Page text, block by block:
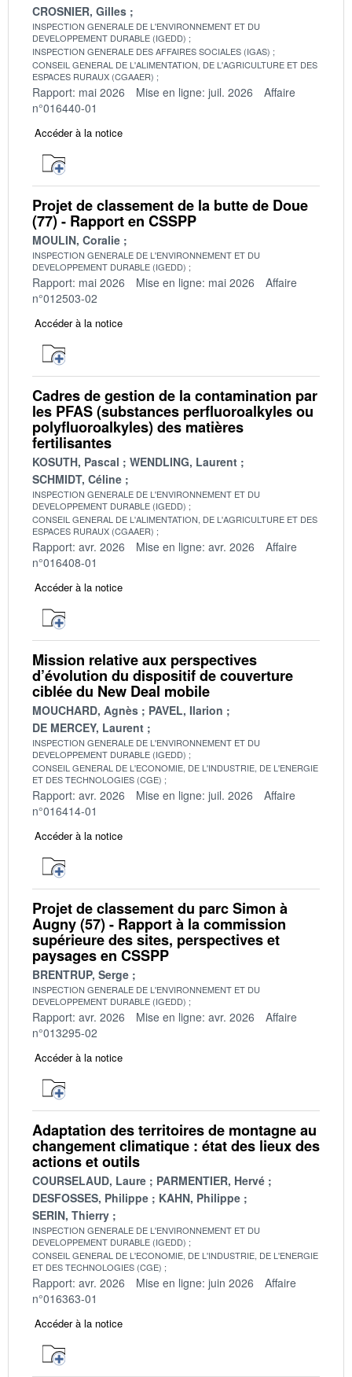
CROSNIER, Gilles
INSPECTION GENERALE DE L'ENVIRONNEMENT ET DU
DEVELOPPEMENT DURABLE (IGEDD)
INSPECTION GENERALE DES AFFAIRES SOCIALES (IGAS)
CONSEIL GENERAL DE L'ALIMENTATION, DE L'AGRICULTURE ET DES
ESPACES RURAUX (CGAAER)
Rapport: mai 2026 Mise en ligne: juil. 2026
Affaire
n°016440-01
Accéder à la notice
Projet de classement de la butte de Doue
(77) - Rapport en CSSPP
MOULIN, Coralie
INSPECTION GENERALE DE L'ENVIRONNEMENT ET DU
DEVELOPPEMENT DURABLE (IGEDD)
Rapport: mai 2026 Mise en ligne: mai 2026
Affaire
n°012503-02
Accéder à la notice
Cadres de gestion de la contamination par
les PFAS (substances perfluoroalkyles ou
polyfluoroalkyles) des matières
fertilisantes
KOSUTH, Pascal
WENDLING, Laurent
SCHMIDT, Céline
INSPECTION GENERALE DE L'ENVIRONNEMENT ET DU
DEVELOPPEMENT DURABLE (IGEDD)
CONSEIL GENERAL DE L'ALIMENTATION, DE L'AGRICULTURE ET DES
ESPACES RURAUX (CGAAER)
Rapport: avr. 2026 Mise en ligne: avr. 2026
Affaire
n°016408-01
Accéder à la notice
Mission relative aux perspectives
d’évolution du dispositif de couverture
ciblée du New Deal mobile
MOUCHARD, Agnès
PAVEL, Ilarion
DE MERCEY, Laurent
INSPECTION GENERALE DE L'ENVIRONNEMENT ET DU
DEVELOPPEMENT DURABLE (IGEDD)
CONSEIL GENERAL DE L'ECONOMIE, DE L'INDUSTRIE, DE L'ENERGIE
ET DES TECHNOLOGIES (CGE)
Rapport: avr. 2026 Mise en ligne: juil. 2026
Affaire
n°016414-01
Accéder à la notice
Projet de classement du parc Simon à
Augny (57) - Rapport à la commission
supérieure des sites, perspectives et
paysages en CSSPP
BRENTRUP, Serge
INSPECTION GENERALE DE L'ENVIRONNEMENT ET DU
DEVELOPPEMENT DURABLE (IGEDD)
Rapport: avr. 2026 Mise en ligne: avr. 2026
Affaire
n°013295-02
Accéder à la notice
Adaptation des territoires de montagne au
changement climatique : état des lieux des
actions et outils
COURSELAUD, Laure
PARMENTIER, Hervé
DESFOSSES, Philippe
KAHN, Philippe
SERIN, Thierry
INSPECTION GENERALE DE L'ENVIRONNEMENT ET DU
DEVELOPPEMENT DURABLE (IGEDD)
CONSEIL GENERAL DE L'ECONOMIE, DE L'INDUSTRIE, DE L'ENERGIE
ET DES TECHNOLOGIES (CGE)
Rapport: avr. 2026 Mise en ligne: juin 2026
Affaire
n°016363-01
Accéder à la notice